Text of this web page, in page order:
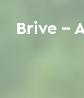
Brive -